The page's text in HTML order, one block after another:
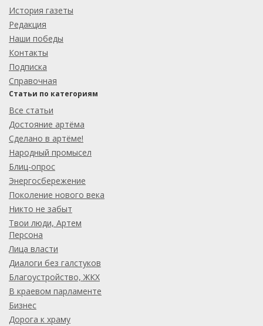
История газеты
Редакция
Наши победы
Контакты
Подписка
Справочная
Статьи по категориям
Все статьи
Достояние артёма
Сделано в артёме!
Народный промысел
Блиц-опрос
Энергосбережение
Поколение нового века
Никто не забыт
Твои люди, Артем
Персона
Лица власти
Диалоги без галстуков
Благоустройство, ЖКХ
В краевом парламенте
Бизнес
Дорога к храму